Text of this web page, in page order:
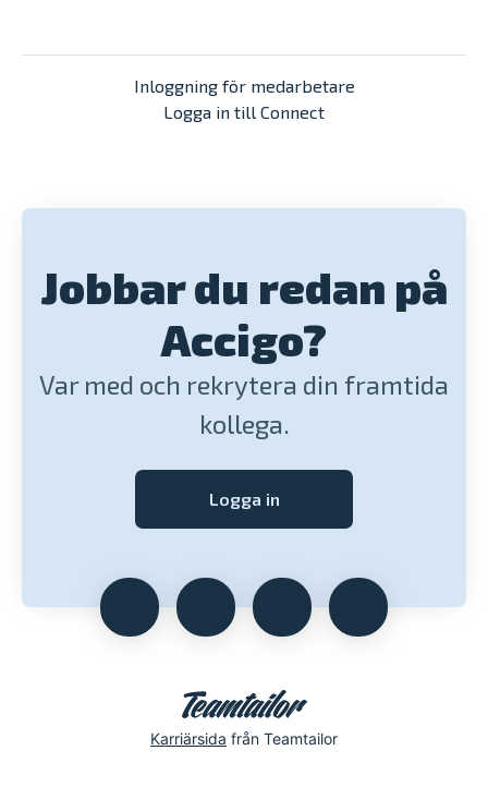
Inloggning för medarbetare
Logga in till Connect
Jobbar du redan på
Accigo?
Var med och rekrytera din framtida
kollega.
Logga in
Karriärsida från Teamtailor